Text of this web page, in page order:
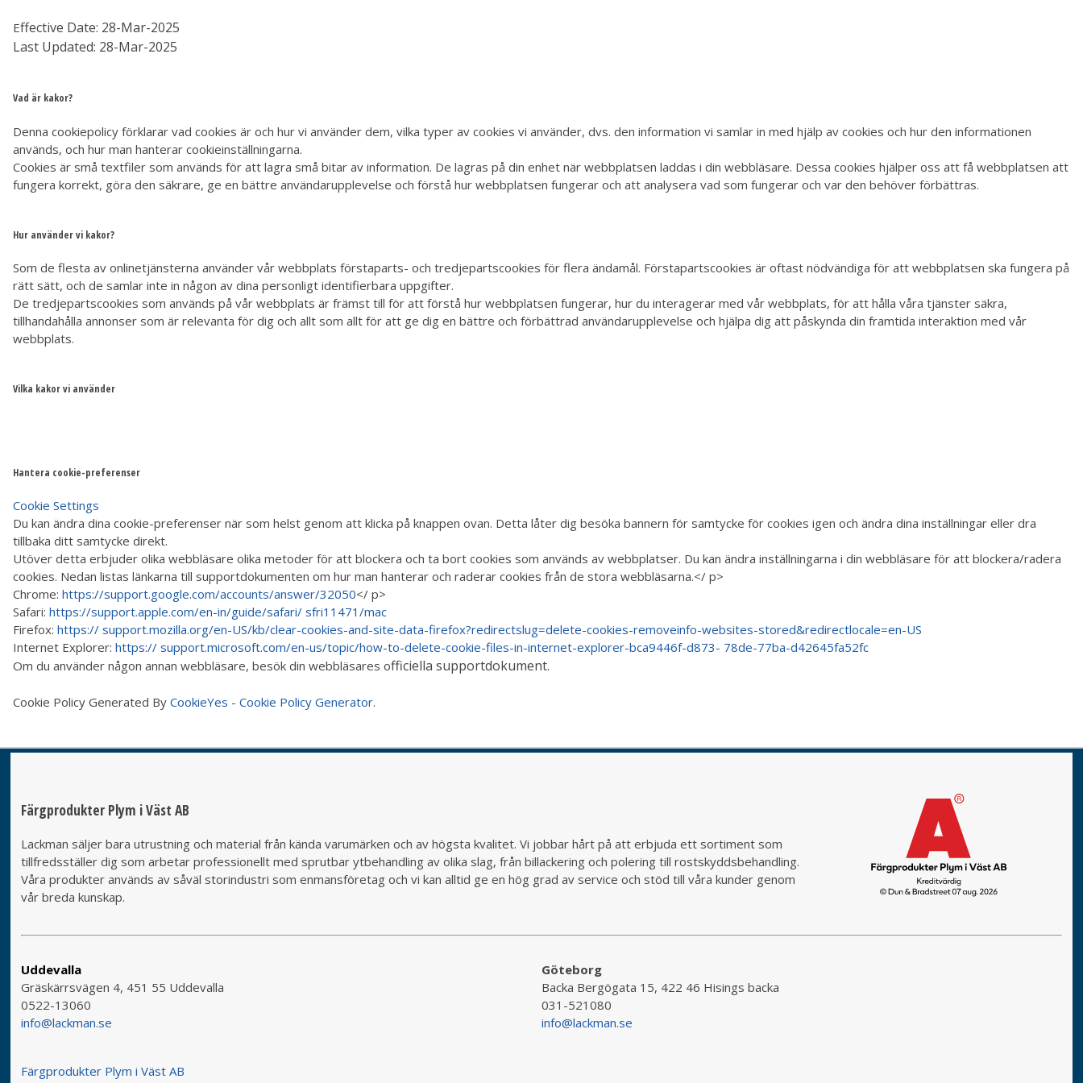
Effective Date: 28-Mar-2025
Last Updated: 28-Mar-2025
Vad är kakor?
Denna cookiepolicy förklarar vad cookies är och hur vi använder dem, vilka typer av cookies vi använder, dvs. den information vi samlar in med hjälp av cookies och hur den informationen
används, och hur man hanterar cookieinställningarna.
Cookies är små textfiler som används för att lagra små bitar av information. De lagras på din enhet när webbplatsen laddas i din webbläsare. Dessa cookies hjälper oss att få webbplatsen att
fungera korrekt, göra den säkrare, ge en bättre användarupplevelse och förstå hur webbplatsen fungerar och att analysera vad som fungerar och var den behöver förbättras.
Hur använder vi kakor?
Som de flesta av onlinetjänsterna använder vår webbplats förstaparts- och tredjepartscookies för flera ändamål. Förstapartscookies är oftast nödvändiga för att webbplatsen ska fungera på
rätt sätt, och de samlar inte in någon av dina personligt identifierbara uppgifter.
De tredjepartscookies som används på vår webbplats är främst till för att förstå hur webbplatsen fungerar, hur du interagerar med vår webbplats, för att hålla våra tjänster säkra,
tillhandahålla annonser som är relevanta för dig och allt som allt för att ge dig en bättre och förbättrad användarupplevelse och hjälpa dig att påskynda din framtida interaktion med vår
webbplats.
Vilka kakor vi använder
Hantera cookie-preferenser
Cookie Settings
Du kan ändra dina cookie-preferenser när som helst genom att klicka på knappen ovan. Detta låter dig besöka bannern för samtycke för cookies igen och ändra dina inställningar eller dra
tillbaka ditt samtycke direkt.
Utöver detta erbjuder olika webbläsare olika metoder för att blockera och ta bort cookies som används av webbplatser. Du kan ändra inställningarna i din webbläsare för att blockera/radera
cookies. Nedan listas länkarna till supportdokumenten om hur man hanterar och raderar cookies från de stora webbläsarna.</ p>
Chrome: https://support.google.com/accounts/answer/32050</ p>
Safari: https://support.apple.com/en-in/guide/safari/ sfri11471/mac
Firefox: https:// support.mozilla.org/en-US/kb/clear-cookies-and-site-data-firefox?redirectslug=delete-cookies-removeinfo-websites-stored&redirectlocale=en-US
Internet Explorer: https:// support.microsoft.com/en-us/topic/how-to-delete-cookie-files-in-internet-explorer-bca9446f-d873- 78de-77ba-d42645fa52fc
Om du använder någon annan webbläsare, besök din webbläsares officiella supportdokument.
Cookie Policy Generated By CookieYes - Cookie Policy Generator.
Färgprodukter Plym i Väst AB
Lackman säljer bara utrustning och material från kända varumärken och av högsta kvalitet. Vi jobbar hårt på att erbjuda ett sortiment som
tillfredsställer dig som arbetar professionellt med sprutbar ytbehandling av olika slag, från billackering och polering till rostskyddsbehandling.
Våra produkter används av såväl storindustri som enmansföretag och vi kan alltid ge en hög grad av service och stöd till våra kunder genom
vår breda kunskap.
Uddevalla
Gräskärrsvägen 4, 451 55 Uddevalla
0522-13060
info@lackman.se
Göteborg
Backa Bergögata 15, 422 46 Hisings backa
031-521080
info@lackman.se
Färgprodukter Plym i Väst AB